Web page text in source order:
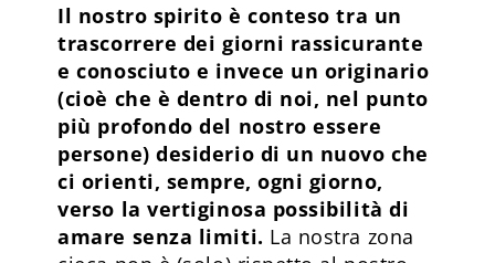
Il nostro spirito è conteso tra un
trascorrere dei giorni rassicurante
e conosciuto e invece un originario
(cioè che è dentro di noi, nel punto
più profondo del nostro essere
persone) desiderio di un nuovo che
ci orienti, sempre, ogni giorno,
verso la vertiginosa possibilità di
amare senza limiti. La nostra zona